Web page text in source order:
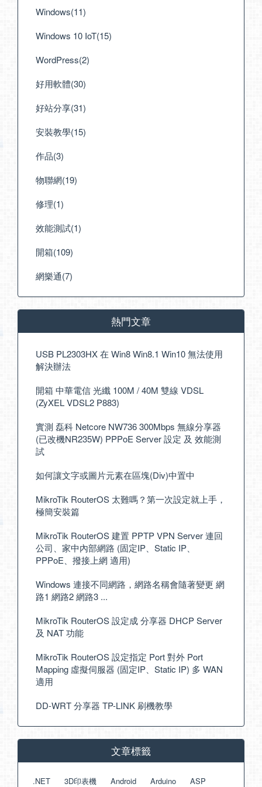
Windows(11)
Windows 10 IoT(15)
WordPress(2)
好用軟體(30)
好站分享(31)
安裝教學(15)
作品(3)
物聯網(19)
修理(1)
效能測試(1)
開箱(109)
網樂通(7)
熱門文章
USB PL2303HX 在 Win8 Win8.1 Win10 無法使用
解決辦法
開箱 中華電信 光纖 100M / 40M 雙線 VDSL
(ZyXEL VDSL2 P883)
實測 磊科 Netcore NW736 300Mbps 無線分享器
(已改機NR235W) PPPoE Server 設定 及 效能測
試
如何讓文字或圖片元素在區塊(Div)中置中
MikroTik RouterOS 太難嗎？第一次設定就上手，
極簡安裝篇
MikroTik RouterOS 建置 PPTP VPN Server 連回
公司、家中內部網路 (固定IP、Static IP、
PPPoE、撥接上網 適用)
Windows 連接不同網路，網路名稱會隨著變更 網
路1 網路2 網路3 ...
MikroTik RouterOS 設定成 分享器 DHCP Server
及 NAT 功能
MikroTik RouterOS 設定指定 Port 對外 Port
Mapping 虛擬伺服器 (固定IP、Static IP) 多 WAN
適用
DD-WRT 分享器 TP-LINK 刷機教學
文章標籤
.NET 3D印表機 Android Arduino
ASP